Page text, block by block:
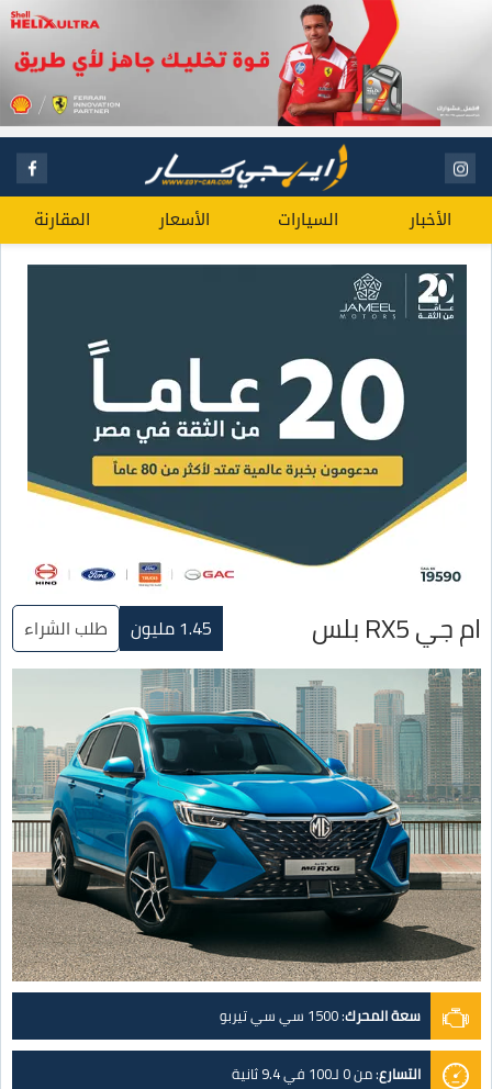
الأخبار السيارات الأسعار المقارنة
ام جي RX5 بلس 1.45 مليون طلب الشراء
سعة المحرك:1500 سي سي تيربو
التسارع:من 0 لـ100 في 9.4 ثانية